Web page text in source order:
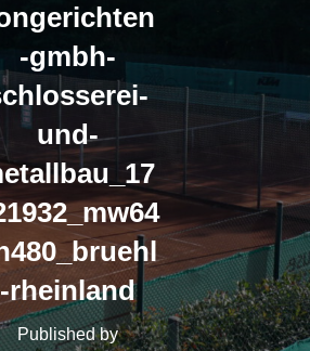
M
C
H
A
E
N
-gmbh-
und-
-rheinland
Published by